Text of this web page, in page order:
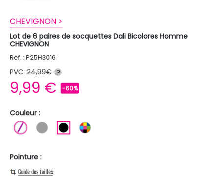
CHEVIGNON >
Lot de 6 paires de socquettes Dali Bicolores Homme
CHEVIGNON
Ref. : P25H3016
PVC :24,99€ ?
9,99 € -60%
Couleur :
BLANCGRIS NOIR MULTICOLORE
Pointure :
Guide des tailles